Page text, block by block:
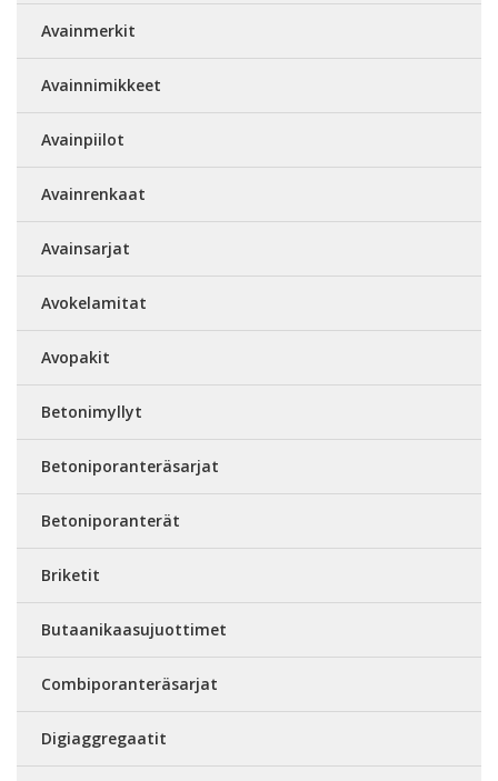
Avainmerkit
Avainnimikkeet
Avainpiilot
Avainrenkaat
Avainsarjat
Avokelamitat
Avopakit
Betonimyllyt
Betoniporanteräsarjat
Betoniporanterät
Briketit
Butaanikaasujuottimet
Combiporanteräsarjat
Digiaggregaatit